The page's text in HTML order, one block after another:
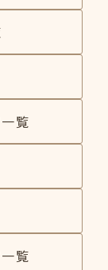
覧
覧